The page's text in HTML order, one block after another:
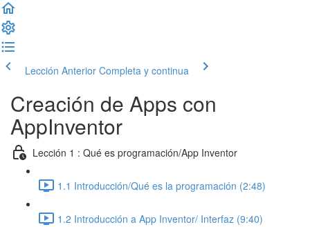
Lección Anterior Completa y continua
Creación de Apps con
AppInventor
Lección 1 : Qué es programación/App Inventor
1.1 Introducción/Qué es la programación (2:48)
1.2 Introducción a App Inventor/ Interfaz (9:40)